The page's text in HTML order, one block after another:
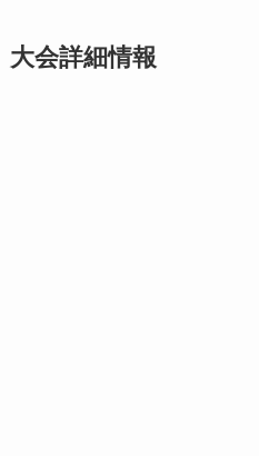
大会詳細情報